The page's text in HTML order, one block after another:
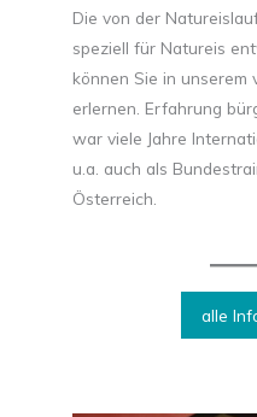
Die von der
speziell für Natureis
können Sie in unserem
erlernen. Erfahrung
war viele Jahre
u.a. auch als
Österreich.
alle